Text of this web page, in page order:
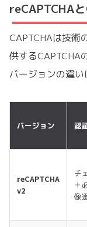
reCAPTCHA
CAPTCHAは技術
供するCAPTCHA
バージョンの違い
バージョン 認
reCAPTCHA
v2
チ
＋
像